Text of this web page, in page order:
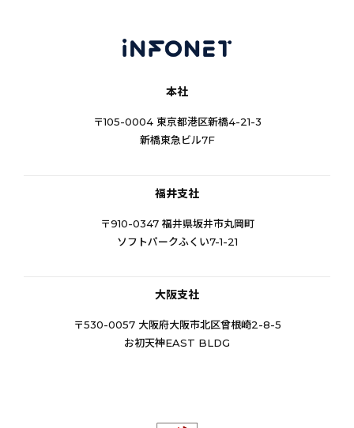
本社
〒105-0004 東京都港区新橋4-21-3
新橋東急ビル7F
福井支社
〒910-0347 福井県坂井市丸岡町
ソフトパークふくい7-1-21
大阪支社
〒530-0057 大阪府大阪市北区曾根崎2-8-5
お初天神EAST BLDG